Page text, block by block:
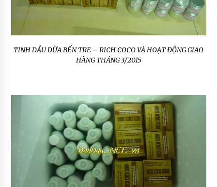
TINH DẦU DỪA BẾN TRE – RICH COCO VÀ HOẠT ĐỘNG GIAO
HÀNG THÁNG 3/2015